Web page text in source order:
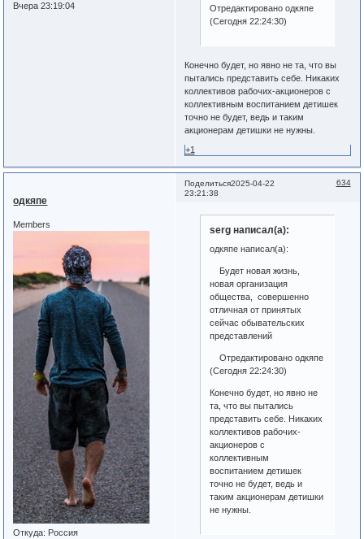
Вчера 23:19:04
Отредактировано одкяпе
(Сегодня 22:24:30)
Конечно будет, но явно не та, что вы
пытались представить себе. Никаких
коллективов рабочих-акционеров с
коллективным воспитанием детишек
точно не будет, ведь и таким
акционерам детишки не нужны.
+1
Поделиться 634
2025-04-22
23:21:38
одкяпе
Members
Откуда: Россия
serg написал(а):
одкяпе написал(а):
Будет новая жизнь,
новая организация
общества, совершенно
отличная от принятых
сейчас обывательских
представлений
Отредактировано одкяпе
(Сегодня 22:24:30)
Конечно будет, но явно не
та, что вы пытались
представить себе. Никаких
коллективов рабочих-
акционеров с
коллективным
воспитанием детишек
точно не будет, ведь и
таким акционерам детишки
не нужны.